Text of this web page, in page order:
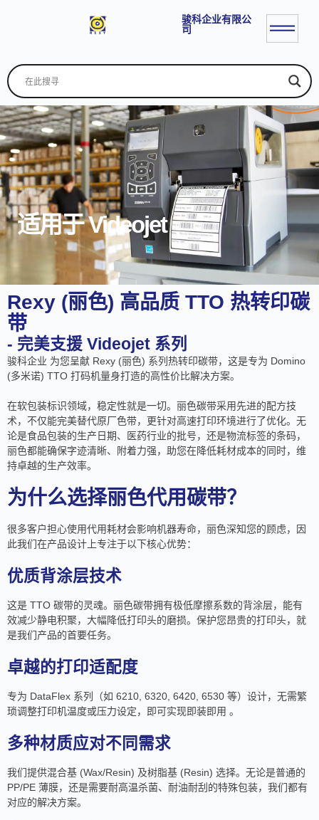
骏科企业有限公
司
适用于 Videojet
Rexy (丽色) 高品质 TTO 热转印碳
带
- 完美支援 Videojet 系列
骏科企业 为您呈献 Rexy (丽色) 系列热转印碳带，这是专为 Domino
(多米诺) TTO 打码机量身打造的高性价比解决方案。
在软包装标识领域，稳定性就是一切。丽色碳带采用先进的配方技
术，不仅能完美替代原厂色带，更针对高速打印环境进行了优化。无
论是食品包装的生产日期、医药行业的批号，还是物流标签的条码，
丽色都能确保字迹清晰、附着力强，助您在降低耗材成本的同时，维
持卓越的生产效率。
为什么选择丽色代用碳带？
很多客户担心使用代用耗材会影响机器寿命，丽色深知您的顾虑，因
此我们在产品设计上专注于以下核心优势：
优质背涂层技术
这是 TTO 碳带的灵魂。丽色碳带拥有极低摩擦系数的背涂层，能有
效减少静电积聚，大幅降低打印头的磨损。保护您昂贵的打印头，就
是我们产品的首要任务。
卓越的打印适配度
专为 DataFlex 系列（如 6210, 6320, 6420, 6530 等）设计，无需繁
琐调整打印机温度或压力设定，即可实现即装即用 。
多种材质应对不同需求
我们提供混合基 (Wax/Resin) 及树脂基 (Resin) 选择。无论是普通的
PP/PE 薄膜，还是需要耐高温杀菌、耐油耐刮的特殊包装，我们都有
对应的解决方案。